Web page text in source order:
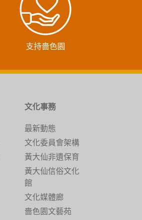
支持嗇色園
文化事務
最新動態
文化委員會架構
黃大仙非遺保育
黃大仙信俗文化
館
文化媒體廊
嗇色園文藝苑